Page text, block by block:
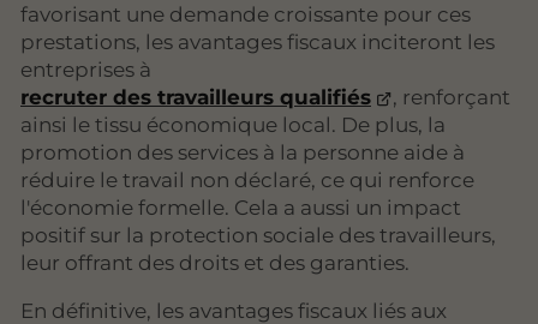
favorisant une demande croissante pour ces
prestations, les avantages fiscaux inciteront les
entreprises à
recruter des travailleurs qualifiés
, renforçant
ainsi le tissu économique local. De plus, la
promotion des services à la personne aide à
réduire le travail non déclaré, ce qui renforce
l'économie formelle. Cela a aussi un impact
positif sur la protection sociale des travailleurs,
leur offrant des droits et des garanties.
En définitive, les avantages fiscaux liés aux